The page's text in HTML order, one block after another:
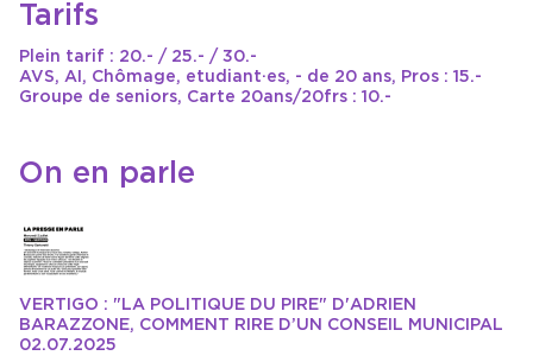
Tarifs
Plein tarif : 20.- / 25.- / 30.-
AVS, AI, Chômage, etudiant·es, - de 20 ans, Pros : 15.-
Groupe de seniors, Carte 20ans/20frs : 10.-
On en parle
VERTIGO : "LA POLITIQUE DU PIRE" D'ADRIEN
BARAZZONE, COMMENT RIRE D’UN CONSEIL MUNICIPAL
02.07.2025